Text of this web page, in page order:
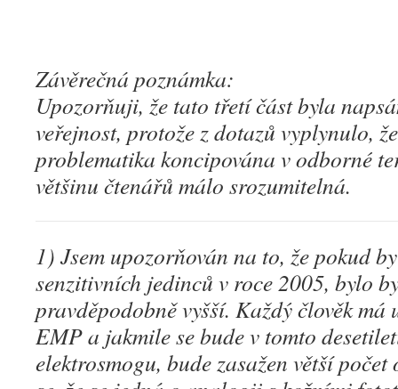
Závěrečná poznámka:
Upozorňuji, že tato třetí část byla
veřejnost, protože z dotazů vyplynulo,
problematika koncipována v odborné
většinu čtenářů málo srozumitelná.
1) Jsem upozorňován na to, že pokud
senzitivních jedinců v roce 2005, bylo
pravděpodobně vyšší. Každý člověk
EMP a jakmile se bude v tomto
elektrosmogu, bude zasažen větší